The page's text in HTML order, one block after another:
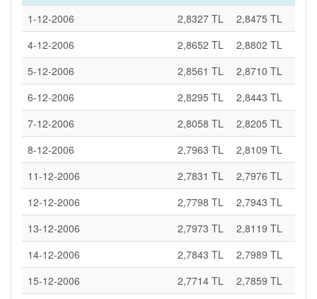
1-12-2006 2,8327 TL
2,8475 TL
4-12-2006
2,8652 TL
2,8802 TL
5-12-2006
2,8561 TL
2,8710 TL
6-12-2006
2,8295 TL
2,8443 TL
7-12-2006
2,8058 TL
2,8205 TL
8-12-2006
2,7963 TL
2,8109 TL
11-12-2006
2,7831 TL
2,7976 TL
12-12-2006
2,7798 TL
2,7943 TL
13-12-2006
2,7973 TL
2,8119 TL
14-12-2006
2,7843 TL
2,7989 TL
15-12-2006
2,7714 TL
2,7859 TL